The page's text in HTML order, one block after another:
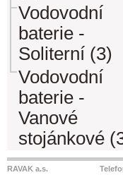
Vodovodní
baterie -
Soliterní (3)
Vodovodní
baterie -
Vanové
stojánkové
RAVAK a.s.